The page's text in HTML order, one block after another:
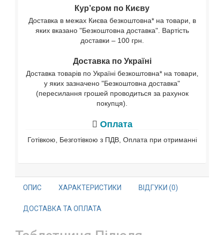
Кур’єром по Києву
Доставка в межах Києва безкоштовна* на товари, в
яких вказано "Безкоштовна доставка". Вартість
доставки – 100 грн.
Доставка по Україні
Доставка товарів по Україні безкоштовна* на товари,
у яких зазначено "Безкоштовна доставка"
(пересилання грошей проводиться за рахунок
покупця).
Оплата
Готівкою, Безготівкою з ПДВ, Оплата при отриманні
ОПИС ХАРАКТЕРИСТИКИ ВІДГУКИ (0)
ДОСТАВКА ТА ОПЛАТА